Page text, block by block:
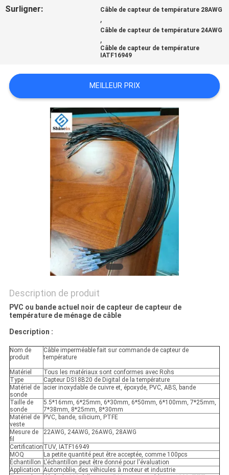
NOUS
DEMANDEZ
UNE
CITATION
PRIVACY
Surligner: Câble de capteur de température 28AWG
,
Câble de capteur de température 24AWG
,
Câble de capteur de température
IATF16949
MEILLEUR PRIX
Description de produit
PVC ou bande actuel noir de capteur de capteur de
température de ménage de câble
Description :
Nom de
produit
Câble imperméable fait sur commande de capteur de
température
Matériel
Tous les matériaux sont conformes avec Rohs
Type
Capteur DS18B20 de Digital de la température
Matériel de
sonde
acier inoxydable de cuivre et, époxyde, PVC, ABS, bande
Taille de
sonde
5.5*16mm, 6*25mm, 6*30mm, 6*50mm, 6*100mm, 7*25mm,
7*38mm, 8*25mm, 8*30mm
Matériel de
veste
PVC, bande, silicium, PTFE
Mesure de
fil
22AWG, 24AWG, 26AWG, 28AWG
Certification TUV, IATF16949
MOQ
La petite quantité peut être acceptée, comme 100pcs
Échantillon L'échantillon peut être donné pour l'évaluation
Application Automoblie, des véhicules à moteur et industrie